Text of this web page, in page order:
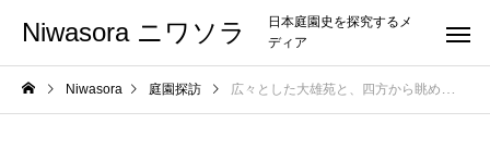
Niwasora ニワソラ
日本庭園史を探究するメ
ディア
Niwasora 庭園探訪 広々とした大雄苑と、四方から眺められる潮音庭【建仁寺・京都】